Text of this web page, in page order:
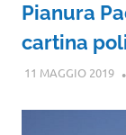
Pianura
cartina
11 MAGGIO 2019